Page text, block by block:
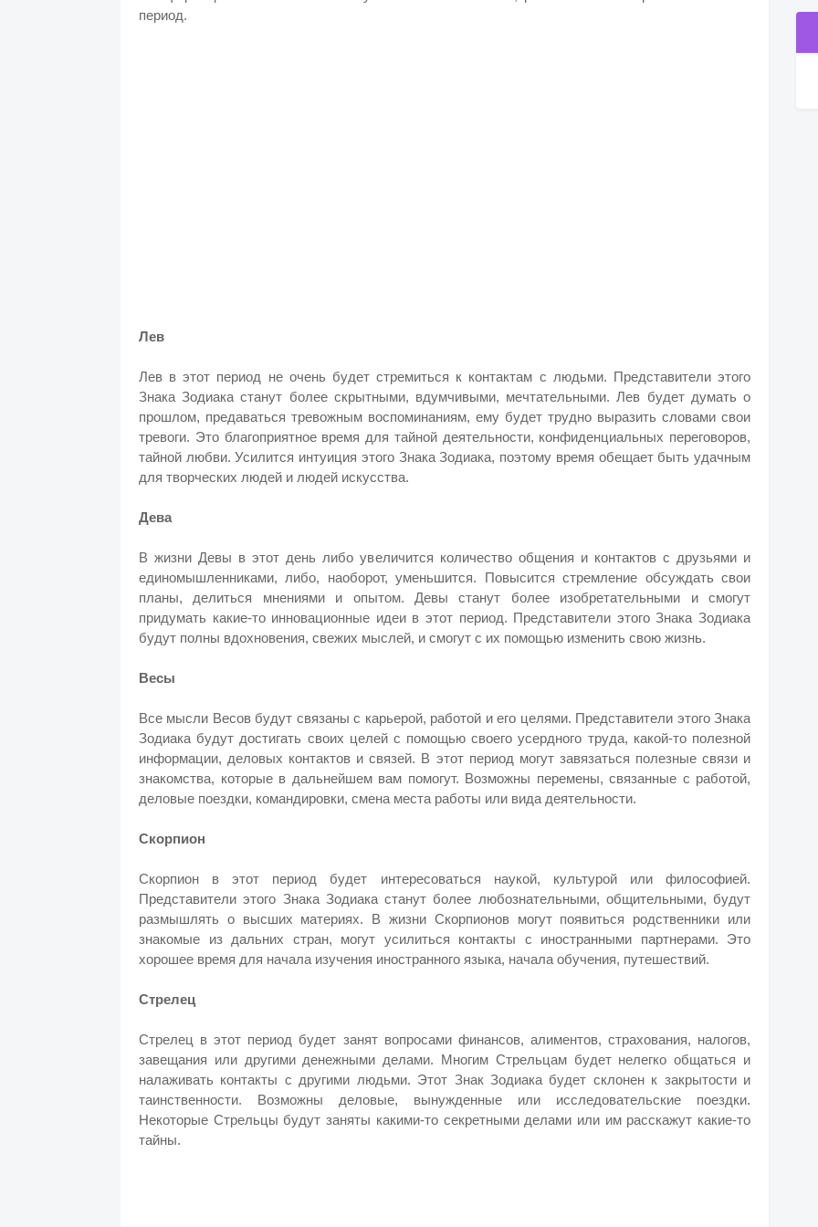
период.
Лев
Лев в этот период не очень будет стремиться к контактам с людьми. Представители этого
Знака Зодиака станут более скрытными, вдумчивыми, мечтательными. Лев будет думать о
прошлом, предаваться тревожным воспоминаниям, ему будет трудно выразить словами свои
тревоги. Это благоприятное время для тайной деятельности, конфиденциальных переговоров,
тайной любви. Усилится интуиция этого Знака Зодиака, поэтому время обещает быть удачным
для творческих людей и людей искусства.
Дева
В жизни Девы в этот день либо увеличится количество общения и контактов с друзьями и
единомышленниками, либо, наоборот, уменьшится. Повысится стремление обсуждать свои
планы, делиться мнениями и опытом. Девы станут более изобретательными и смогут
придумать какие-то инновационные идеи в этот период. Представители этого Знака Зодиака
будут полны вдохновения, свежих мыслей, и смогут с их помощью изменить свою жизнь.
Весы
Все мысли Весов будут связаны с карьерой, работой и его целями. Представители этого Знака
Зодиака будут достигать своих целей с помощью своего усердного труда, какой-то полезной
информации, деловых контактов и связей. В этот период могут завязаться полезные связи и
знакомства, которые в дальнейшем вам помогут. Возможны перемены, связанные с работой,
деловые поездки, командировки, смена места работы или вида деятельности.
Скорпион
Скорпион в этот период будет интересоваться наукой, культурой или философией.
Представители этого Знака Зодиака станут более любознательными, общительными, будут
размышлять о высших материях. В жизни Скорпионов могут появиться родственники или
знакомые из дальних стран, могут усилиться контакты с иностранными партнерами. Это
хорошее время для начала изучения иностранного языка, начала обучения, путешествий.
Стрелец
Стрелец в этот период будет занят вопросами финансов, алиментов, страхования, налогов,
завещания или другими денежными делами. Многим Стрельцам будет нелегко общаться и
налаживать контакты с другими людьми. Этот Знак Зодиака будет склонен к закрытости и
таинственности. Возможны деловые, вынужденные или исследовательские поездки.
Некоторые Стрельцы будут заняты какими-то секретными делами или им расскажут какие-то
тайны.